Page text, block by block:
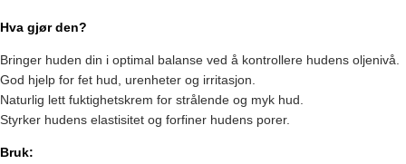
Hva gjør den?
Bringer huden din i optimal balanse ved å kontrollere hudens oljenivå.
God hjelp for fet hud, urenheter og irritasjon.
Naturlig lett fuktighetskrem for strålende og myk hud.
Styrker hudens elastisitet og forfiner hudens porer.
Bruk: